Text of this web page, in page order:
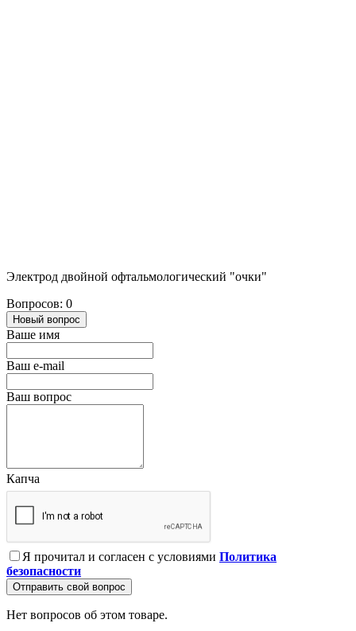
Электрод двойной офтальмологический "очки"
Вопросов: 0
Новый вопрос
Ваше имя
Ваш e-mail
Ваш вопрос
Капча
Я прочитал и согласен с условиями Политика
безопасности
Отправить свой вопрос
Нет вопросов об этом товаре.